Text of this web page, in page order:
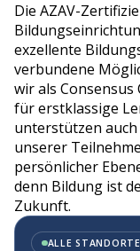
Die AZAV-
exzellente
verbundene
wir als
für erstklassige
unterstützen
unserer
persönlicher
denn Bildung ist
Zukunft.
ALLE